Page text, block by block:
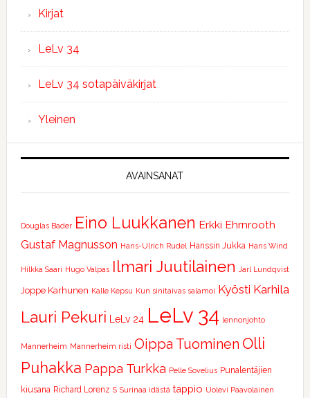
Kirjat
LeLv 34
LeLv 34 sotapäiväkirjat
Yleinen
AVAINSANAT
Douglas Bader Eino Luukkanen Erkki Ehrnrooth
Gustaf Magnusson Hans-Ulrich Rudel Hanssin Jukka Hans Wind
Hilkka Saari Hugo Valpas Ilmari Juutilainen Jarl Lundqvist
Joppe Karhunen Kalle Kepsu Kun sinitaivas salamoi Kyösti Karhila
Lauri Pekuri LeLv 24 LeLv 34 lennonjohto
Mannerheim Mannerheim risti Oippa Tuominen Olli
Puhakka Pappa Turkka Pelle Sovelius Punalentäjien
kiusana Richard Lorenz S Surinaa idästä tappio Uolevi Paavolainen